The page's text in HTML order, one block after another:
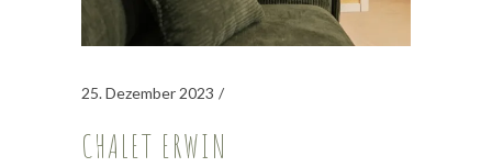
25. Dezember 2023
CHALET ERWIN